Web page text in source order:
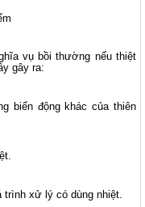
vụ bồi thường nếu thiệt
gây ra:
biến động khác của thiên
trình xử lý có dùng nhiệt.